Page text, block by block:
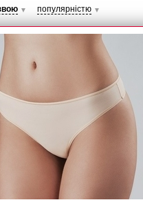
▼ популярністю ▼